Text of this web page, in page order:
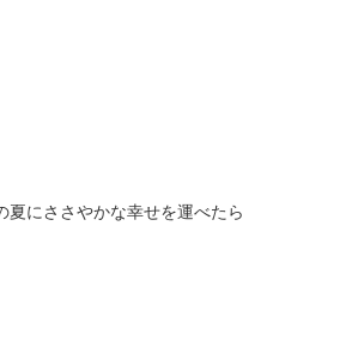
夏にささやかな幸せを運べたら